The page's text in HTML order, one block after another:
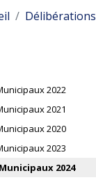
Délibérations
2022
2021
2020
2023
2024